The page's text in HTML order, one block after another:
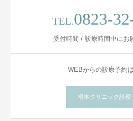
TEL.0823-
受付時間 / 診療時間中にお
WEBからの診療予約
橋本クリニック診察